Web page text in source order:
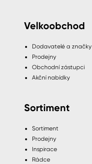
Velkoobchod
Dodavatelé a značky
Prodejny
Obchodní zástupci
Akční nabídky
Sortiment
Sortiment
Prodejny
Inspirace
Rádce